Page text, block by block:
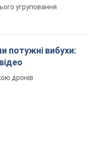
угруповання
потужні вибухи:
дронів